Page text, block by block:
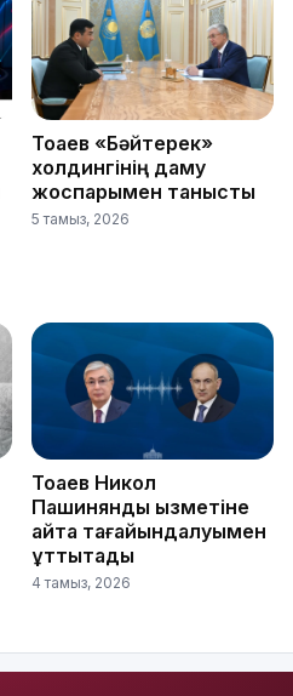
Тоқаев «Бәйтерек»
холдингінің даму
жоспарымен танысты
5 тамыз, 2026
Тоқаев Никол
Пашинянды қызметіне
қайта тағайындалуымен
құттықтады
4 тамыз, 2026